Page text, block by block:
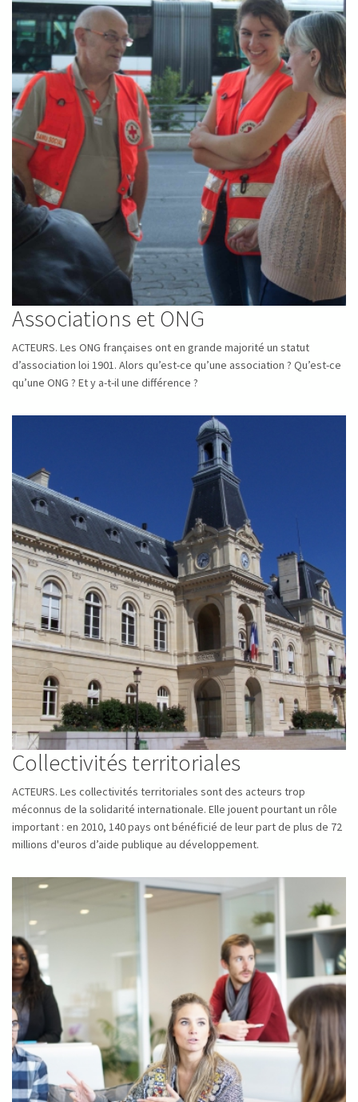
Associations et ONG
ACTEURS. Les ONG françaises ont en grande majorité un statut
d’association loi 1901. Alors qu’est-ce qu’une association ? Qu’est-ce
qu’une ONG ? Et y a-t-il une différence ?
Collectivités territoriales
ACTEURS. Les collectivités territoriales sont des acteurs trop
méconnus de la solidarité internationale. Elle jouent pourtant un rôle
important : en 2010, 140 pays ont bénéficié de leur part de plus de 72
millions d'euros d’aide publique au développement.